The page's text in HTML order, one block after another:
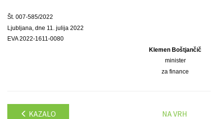
Št. 007-585/2022
Ljubljana, dne 11. julija 2022
EVA 2022-1611-0080
Klemen Boštjančič
minister
za finance
KAZALO NA VRH